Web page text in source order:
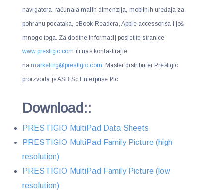
navigatora, računala malih dimenzija, mobilnih uređaja za
pohranu podataka, eBook Readera, Apple accessorisa i još
mnogo toga. Za dodtne informacij posjetite stranice
www.prestigio.com ili nas kontaktirajte
namarketing@prestigio.com . Master distributer Prestigio
proizvoda je ASBISc Enterprise Plc.
Download::
PRESTIGIO MultiPad Data Sheets
PRESTIGIO MultiPad Family Picture (high
resolution)
PRESTIGIO MultiPad Family Picture (low
resolution)